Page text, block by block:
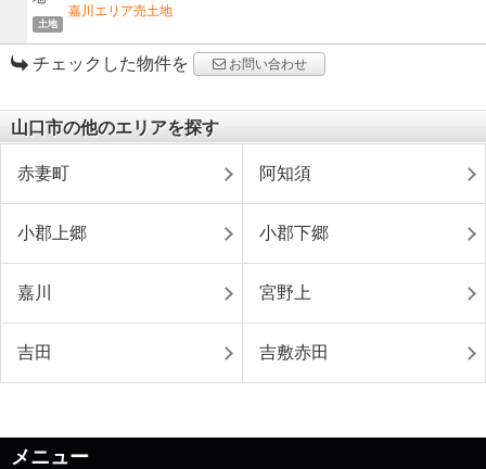
土地
嘉川エリア売土地
チェックした物件を お問い合わせ
山口市の他のエリアを探す
赤妻町 阿知須
小郡上郷 小郡下郷
嘉川 宮野上
吉田 吉敷赤田
メニュー